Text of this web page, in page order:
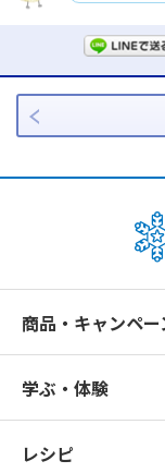
商品・キャンペー
学ぶ・体験
レシピ